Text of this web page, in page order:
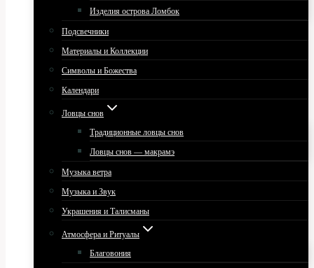
Изделия острова Ломбок
Подсвечники
Материалы и Коллекции
Символы и Божества
Календари
Ловцы снов
Традиционные ловцы снов
Ловцы снов — макрамэ
Музыка ветра
Музыка и Звук
Украшения и Талисманы
Атмосфера и Ритуалы
Благовония